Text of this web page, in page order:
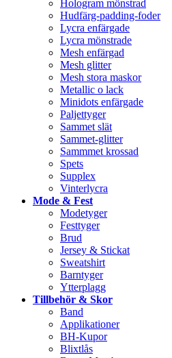
Hologram mönstrad
Hudfärg-padding-foder
Lycra enfärgade
Lycra mönstrade
Mesh enfärgad
Mesh glitter
Mesh stora maskor
Metallic o lack
Minidots enfärgade
Paljettyger
Sammet slät
Sammet-glitter
Sammmet krossad
Spets
Supplex
Vinterlycra
Mode & Fest
Modetyger
Festtyger
Brud
Jersey & Stickat
Sweatshirt
Barntyger
Ytterplagg
Tillbehör & Skor
Band
Applikationer
BH-Kupor
Blixtlås